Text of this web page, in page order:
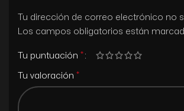
Tu dirección de correo electrónico no
Los campos obligatorios están
Tu puntuación *
Tu valoración *